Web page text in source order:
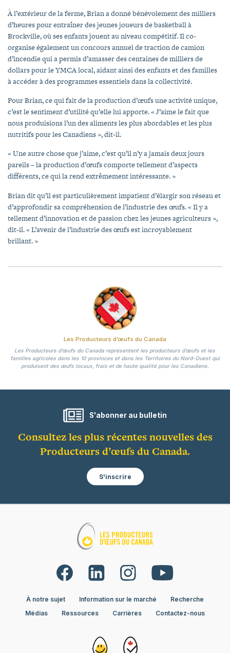
À l’extérieur de la ferme, Brian a donné bénévolement des milliers
d’heures pour entraîner des jeunes joueurs de basketball à
Brockville, où ses enfants jouent au niveau compétitif. Il co-
organise également un concours annuel de traction de camion
d’incendie qui a permis d’amasser des centaines de milliers de
dollars pour le YMCA local, aidant ainsi des enfants et des familles
à accéder à des programmes essentiels dans la collectivité.
Pour Brian, ce qui fait de la production d’œufs une activité unique,
c’est le sentiment d’utilité qu’elle lui apporte. « J’aime le fait que
nous produisions l’un des aliments les plus abordables et les plus
nutritifs pour les Canadiens », dit-il.
« Une autre chose que j’aime, c’est qu’il n’y a jamais deux jours
pareils – la production d’œufs comporte tellement d’aspects
différents, ce qui la rend extrêmement intéressante. »
Brian dit qu’il est particulièrement impatient d’élargir son réseau et
d’approfondir sa compréhension de l’industrie des œufs. « Il y a
tellement d’innovation et de passion chez les jeunes agriculteurs »,
dit-il. « L’avenir de l’industrie des œufs est incroyablement
brillant. »
Les Producteurs d’œufs du Canada
Les Producteurs d’œufs du Canada représentent les producteurs d’œufs et les
familles agricoles dans les 10 provinces et dans les Territoires du Nord-Ouest qui
produisent des œufs locaux, frais et de haute qualité pour les Canadiens.
S'abonner au bulletin
Consultez les plus récentes nouvelles des
Producteurs d’œufs du Canada.
S'inscrire
À notre sujet Information sur le marché
Recherche
Médias
Ressources Carrières Contactez-nous